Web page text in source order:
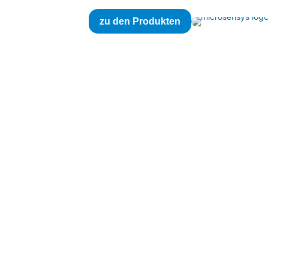
zu den Produkten